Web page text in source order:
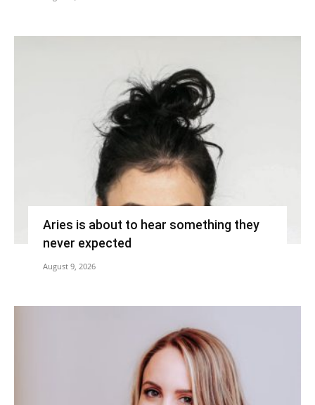
Aries is about to hear something they
never expected
August 9, 2026